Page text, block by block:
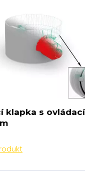
klapka s